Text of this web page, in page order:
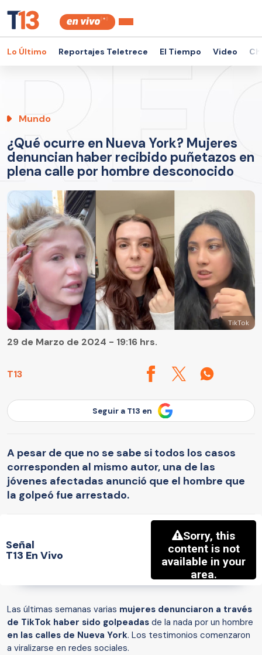
Lo Último Reportajes Teletrece El Tiempo Video
Mundo
¿Qué ocurre en Nueva York? Mujeres
denuncian haber recibido puñetazos en
plena calle por hombre desconocido
TikTok
T13
29 de Marzo de 2024 - 19:16 hrs.
Seguir a T13 en
A pesar de que no se sabe si todos los casos
corresponden al mismo autor, una de las
jóvenes afectadas anunció que el hombre que
la golpeó fue arrestado.
Señal
T13 En Vivo
Las últimas semanas varias mujeres denunciaron a través
de TikTok haber sido golpeadas de la nada por un hombre
en las calles de Nueva York. Los testimonios comenzaron
a viralizarse en redes sociales.